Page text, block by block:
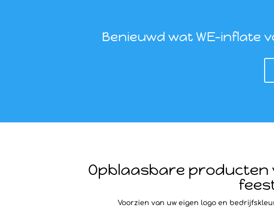
Benieuwd wat WE-inflate
Opblaasbare producten
Voorzien van uw eigen logo en